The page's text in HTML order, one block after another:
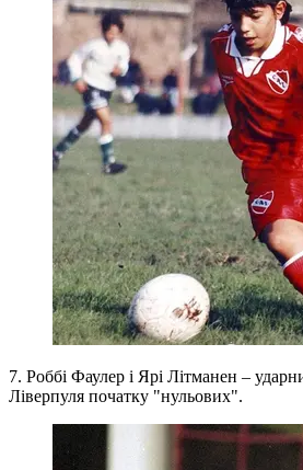
7. Роббі Фаулер і Ярі Літманен –
Ліверпуля початку "нульових".